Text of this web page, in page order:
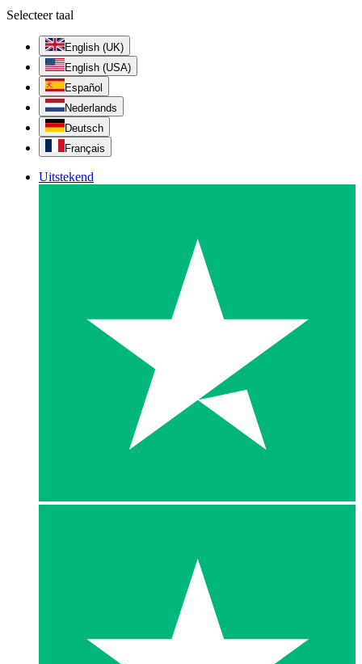
Selecteer taal
English (UK)
English (USA)
Español
Nederlands
Deutsch
Français
Uitstekend